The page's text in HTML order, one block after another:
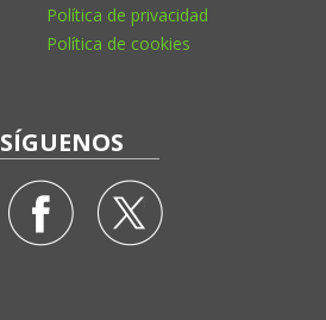
Política de privacidad
Política de cookies
SÍGUENOS